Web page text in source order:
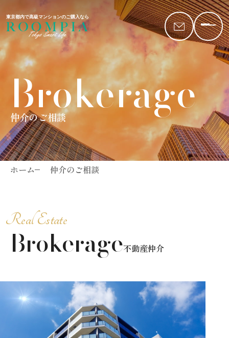
東京都内で高級マンションのご購入なら
Brokerage
仲介のご相談
ホーム 仲介のご相談
Brokerage不動産仲介